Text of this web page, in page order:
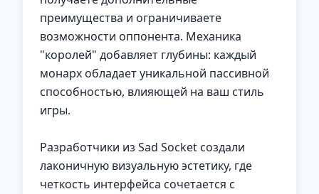
преимущества и ограничиваете
возможности оппонента. Механика
"королей" добавляет глубины: каждый
монарх обладает уникальной пассивной
способностью, влияющей на ваш стиль
игры.
Разработчики из Sad Socket создали
лаконичную визуальную эстетику, где
четкость интерфейса сочетается с